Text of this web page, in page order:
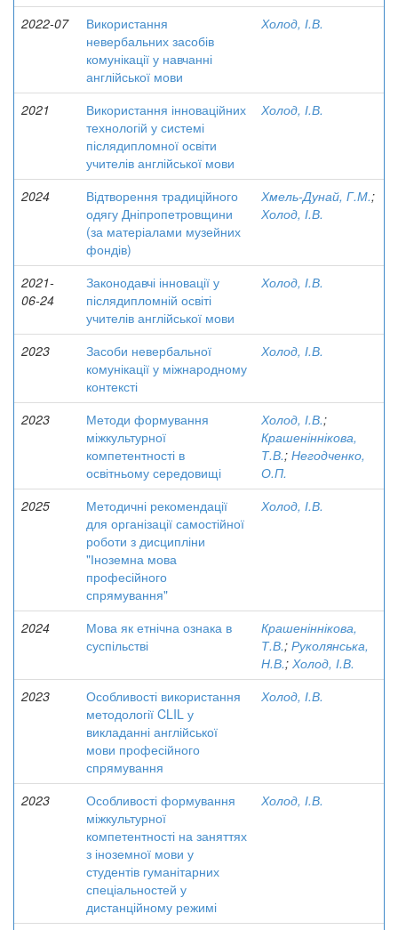
2022-07
Використання
невербальних засобів
комунікації у навчанні
англійської мови
Холод, І.В.
2021
Використання інноваційних
технологій у системі
післядипломної освіти
учителів англійської мови
Холод, І.В.
2024
Відтворення традиційного
одягу Дніпропетровщини
(за матеріалами музейних
фондів)
Хмель-Дунай, Г.М.;
Холод, І.В.
2021-
06-24
Законодавчі інновації у
післядипломній освіті
учителів англійської мови
Холод, І.В.
2023
Засоби невербальної
комунікації у міжнародному
контексті
Холод, І.В.
2023
Методи формування
міжкультурної
компетентності в
освітньому середовищі
Холод, І.В.;
Крашеніннікова,
Т.В.; Негодченко,
О.П.
2025
Методичні рекомендації
для організації самостійної
роботи з дисципліни
"Іноземна мова
професійного
спрямування"
Холод, І.В.
2024
Мова як етнічна ознака в
суспільстві
Крашеніннікова,
Т.В.; Руколянська,
Н.В.; Холод, І.В.
2023
Особливості використання
методології CLIL у
викладанні англійської
мови професійного
спрямування
Холод, І.В.
2023
Особливості формування
міжкультурної
компетентності на заняттях
з іноземної мови у
студентів гуманітарних
спеціальностей у
дистанційному режимі
Холод, І.В.